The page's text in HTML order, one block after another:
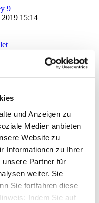
und Anzeigen zu
Medien anbieten
Website zu
Informationen zu Ihrer
unsere Partner für
weiter. Sie
Sie fortfahren diese
Indem Sie auf
9
15:14
bleibt stehen
18:26
der Übersicht in
12 Basic und Deluxe
Apr 2019 13:50